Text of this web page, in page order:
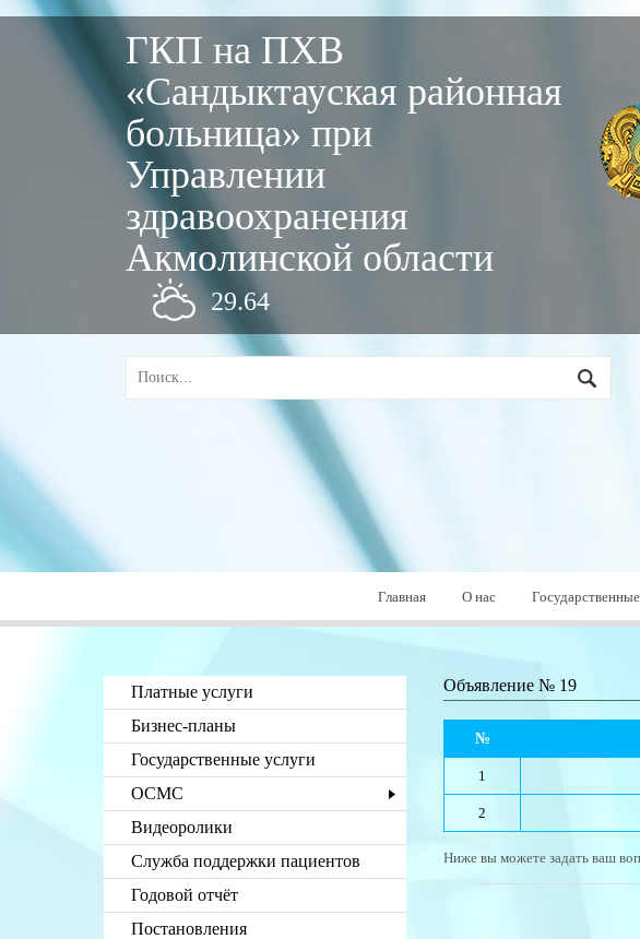
ГКП на ПХВ
«Сандыктауская районная
больница» при
Управлении
здравоохранения
Акмолинской области
29.64
Главная О нас
Платные услуги
Бизнес-планы
Государственные услуги
ОСМС
Видеоролики
Служба поддержки пациентов
Годовой отчёт
Постановления
Объявление № 19
№
1
2
Ниже вы можете задать ваш